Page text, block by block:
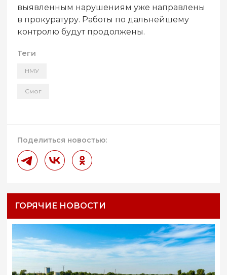
выявленным нарушениям уже направлены
в прокуратуру. Работы по дальнейшему
контролю будут продолжены.
Теги
НМУ
Смог
Поделиться новостью:
ГОРЯЧИЕ НОВОСТИ